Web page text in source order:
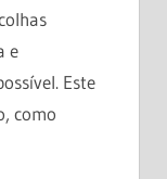
e
Este
como